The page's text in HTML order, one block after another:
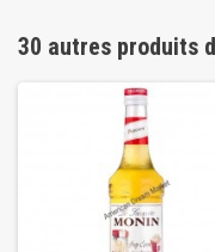
30 autres produits